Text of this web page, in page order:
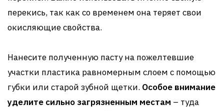
перекись, так как со временем она теряет свои
окисляющие свойства.
Нанесите полученную пасту на пожелтевшие
участки пластика равномерным слоем с помощью
губки или старой зубной щетки. Особое внимание
уделите сильно загрязненным местам – туда